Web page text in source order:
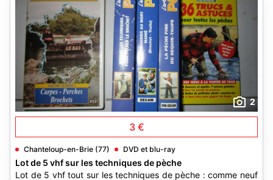
2
3 €
Chanteloup-en-Brie (77) DVD et blu-ray
Lot de 5 vhf sur les techniques de pèche
Lot de 5 vhf tout sur les techniques de pèche : comme neuf